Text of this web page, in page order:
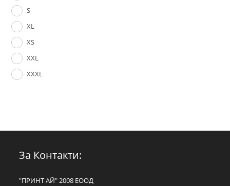
S
XL
XS
XXL
XXXL
За Контакти:
"ПРИНТ АЙ" 2008 ЕООД